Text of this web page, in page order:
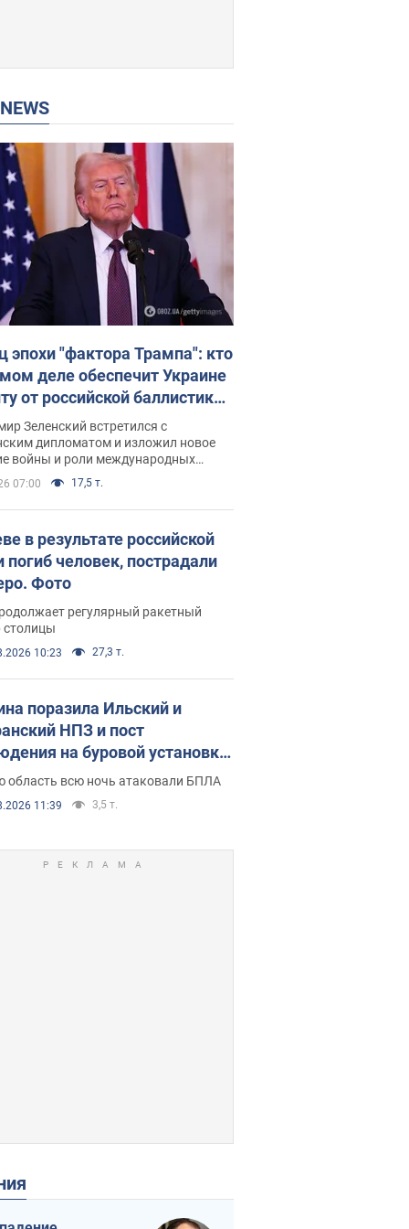
NEWS
эпохи "фактора Трампа": кто
деле обеспечит Украине
от российской баллистики.
с Безсмертным
Зеленский встретился с
дипломатом и изложил новое
войны и роли международных
в борьбе с Россией
07:00 17,5 т.
в результате российской
погиб человек, пострадали
Фото
регулярный ракетный
столицы
10:23 27,3 т.
поразила Ильский и
НПЗ и пост
на буровой установке
Генштаб раскрыл детали.
видео
область всю ночь атаковали БПЛА
11:39 3,5 т.